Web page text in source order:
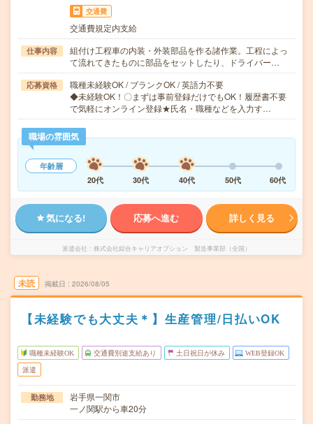
交通費
交通費規定内支給
仕事内容
組付け工程車の内装・外装部品を作る諸作業。工程によっ
て流れてきたものに部品をセットしたり、ドライバー…
応募資格
職種未経験OK / ブランクOK / 英語力不要
◆未経験OK！〇まずは事前登録だけでもOK！履歴書不要
で気軽にオンライン登録★氏名・職種などを入力す…
職場の雰囲気
年齢層
20代
30代 40代 50代 60代
気になる! 応募へ進む 詳しく見る
派遣会社 株式会社綜合キャリアオプション 製造事業部（全国）
未読 掲載日 2026/08/05
【未経験でも大丈夫＊】生産管理/日払いOK
職種未経験OK 交通費別途支給あり 土日祝日が休み WEB登録OK
派遣
勤務地
岩手県一関市
一ノ関駅から車20分